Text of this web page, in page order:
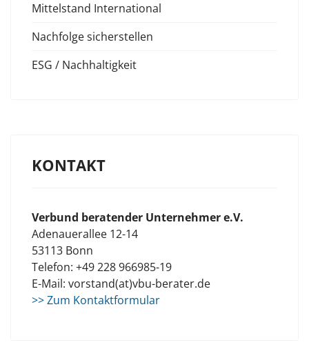
Mittelstand International
Nachfolge sicherstellen
ESG / Nachhaltigkeit
KONTAKT
Verbund beratender Unternehmer e.V.
Adenauerallee 12-14
53113 Bonn
Telefon: +49 228 966985-19
E-Mail: vorstand(at)vbu-berater.de
>> Zum Kontaktformular